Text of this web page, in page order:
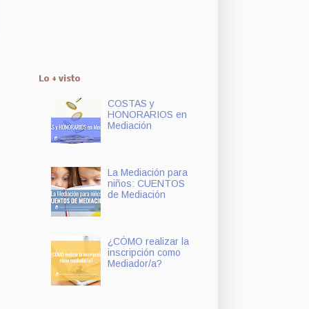
Lo + visto
COSTAS y
HONORARIOS en
Mediación
La Mediación para
niños: CUENTOS
de Mediación
¿CÓMO realizar la
inscripción como
Mediador/a?